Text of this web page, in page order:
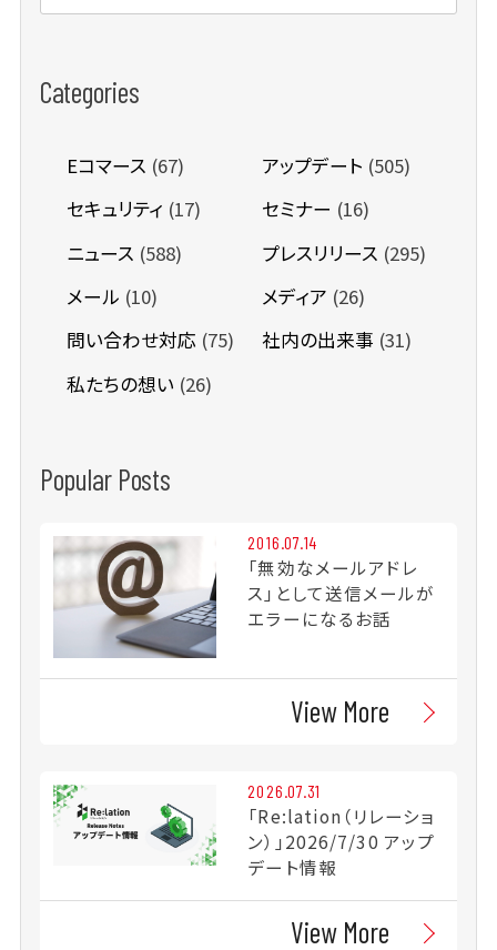
Categories
Eコマース (67) アップデート (505)
セキュリティ (17) セミナー (16)
ニュース (588) プレスリリース (295)
メール (10) メディア (26)
問い合わせ対応 (75) 社内の出来事 (31)
私たちの想い (26)
Popular Posts
2016.07.14
「無効なメールアドレ
ス」として送信メールが
エラーになるお話
View More
2026.07.31
「Re:lation（リレーショ
ン）」2026/7/30 アップ
デート情報
View More